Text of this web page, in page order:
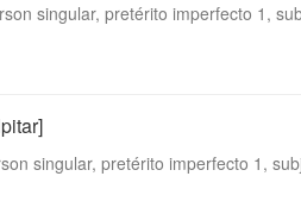
singular, pretérito imperfecto 1,
singular, pretérito imperfecto 1,